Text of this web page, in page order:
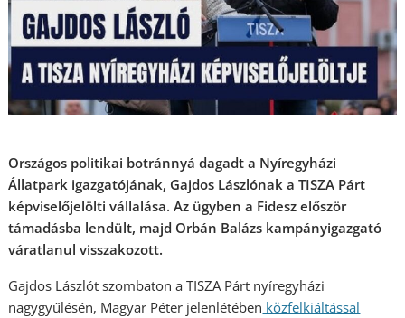
Országos politikai botránnyá dagadt a Nyíregyházi
Állatpark igazgatójának, Gajdos Lászlónak a TISZA Párt
képviselőjelölti vállalása. Az ügyben a Fidesz először
támadásba lendült, majd Orbán Balázs kampányigazgató
váratlanul visszakozott.
Gajdos Lászlót szombaton a TISZA Párt nyíregyházi
nagygyűlésén, Magyar Péter jelenlétében közfelkiáltással